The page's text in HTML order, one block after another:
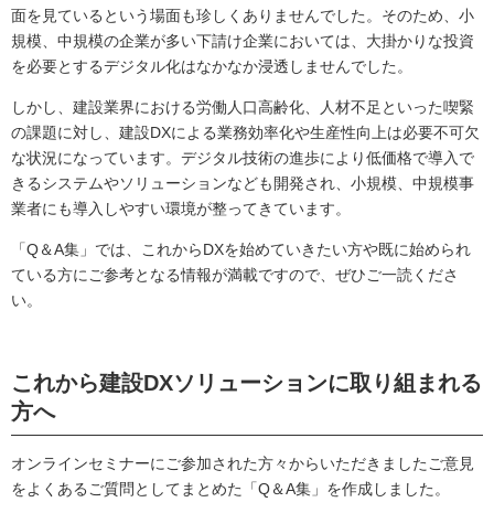
面を見ているという場面も珍しくありませんでした。そのため、小
規模、中規模の企業が多い下請け企業においては、大掛かりな投資
を必要とするデジタル化はなかなか浸透しませんでした。
しかし、建設業界における労働人口高齢化、人材不足といった喫緊
の課題に対し、建設DXによる業務効率化や生産性向上は必要不可欠
な状況になっています。デジタル技術の進歩により低価格で導入で
きるシステムやソリューションなども開発され、小規模、中規模事
業者にも導入しやすい環境が整ってきています。
「Q＆A集」では、これからDXを始めていきたい方や既に始められ
ている方にご参考となる情報が満載ですので、ぜひご一読くださ
い。
これから建設DXソリューションに取り組まれる
方へ
オンラインセミナーにご参加された方々からいただきましたご意見
をよくあるご質問としてまとめた「Q＆A集」を作成しました。